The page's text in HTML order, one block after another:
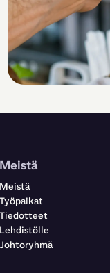
Meistä
Meistä
Työpaikat
Tiedotteet
Lehdistölle
Johtoryhmä